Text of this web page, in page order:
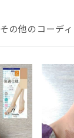
その他のコーデ